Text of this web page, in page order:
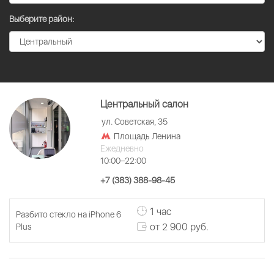
Выберите район:
Центральный салон
ул. Советская, 35
Площадь Ленина
Ежедневно
10:00–22:00
+7 (383) 388-98-45
Разбито стекло на iPhone 6
Plus
1 час
от 2 900 руб.